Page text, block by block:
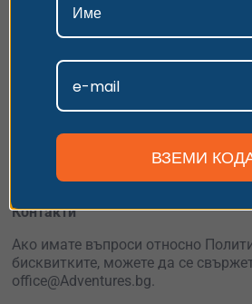
ремаркетинг, който свързва
външната мрежа на Google чрез
се откажете от показването на
Settings.
Промени в Политиката за
политика по всяко време. Всички
публикувани на тази страница с
на последната промяна.
Контакти
Ако имате въпроси относно
бисквитките, можете да се
office@Adventures.bg.
Приемам
ВЗЕМИ